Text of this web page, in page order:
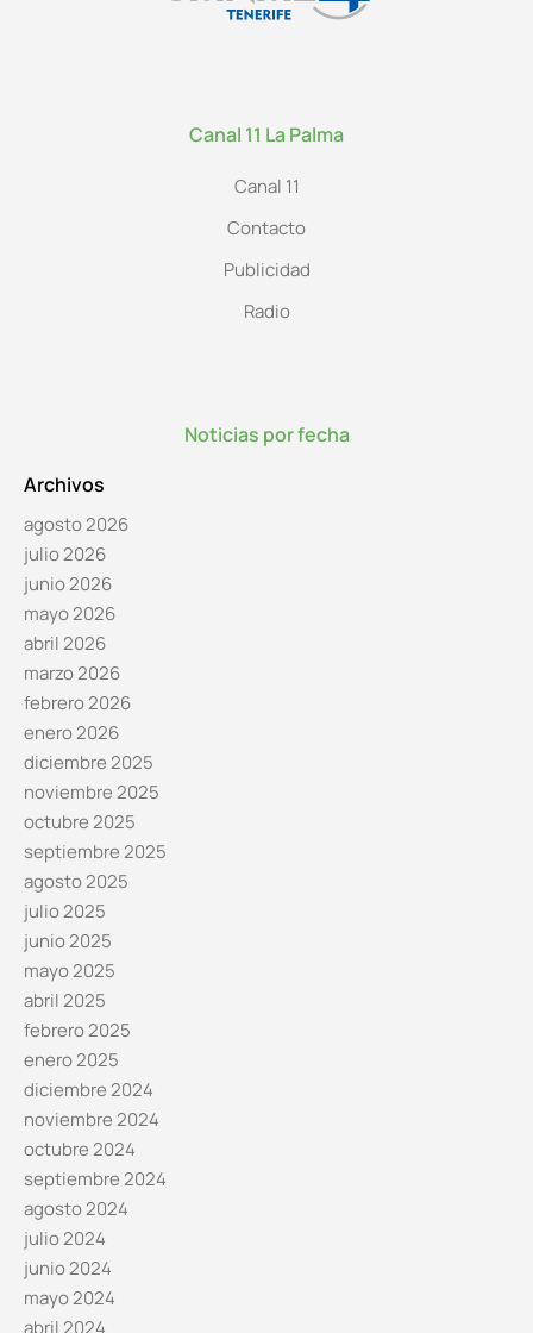
Canal 11 La Palma
Canal 11
Contacto
Publicidad
Radio
Noticias por fecha
Archivos
agosto 2026
julio 2026
junio 2026
mayo 2026
abril 2026
marzo 2026
febrero 2026
enero 2026
diciembre 2025
noviembre 2025
octubre 2025
septiembre 2025
agosto 2025
julio 2025
junio 2025
mayo 2025
abril 2025
febrero 2025
enero 2025
diciembre 2024
noviembre 2024
octubre 2024
septiembre 2024
agosto 2024
julio 2024
junio 2024
mayo 2024
abril 2024